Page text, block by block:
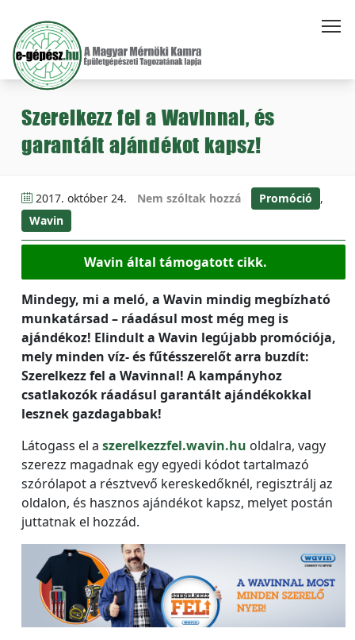
Szerelkezz fel a Wavinnal, és
garantált ajándékot kapsz!
2017. október 24. Nem szóltak hozzá Promóció
,
Wavin
Wavin által támogatott cikk.
Mindegy, mi a meló, a Wavin mindig megbízható
munkatársad – ráadásul most még meg is
ajándékoz! Elindult a Wavin legújabb promóciója,
mely minden víz- és fűtésszerelőt arra buzdít:
Szerelkezz fel a Wavinnal! A kampányhoz
csatlakozók ráadásul garantált ajándékokkal
lesznek gazdagabbak!
Látogass el a szerelkezzfel.wavin.hu oldalra, vagy
szerezz magadnak egy egyedi kódot tartalmazó
szórólapot a résztvevő kereskedőknél, regisztrálj az
oldalon, és hasznos ajándékot kapsz, melyet postán
juttatnak el hozzád.